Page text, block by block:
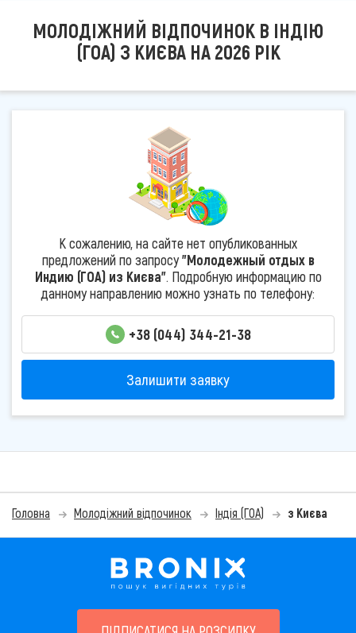
МОЛОДІЖНИЙ ВІДПОЧИНОК В ІНДІЮ
(ГОА) З КИЄВА НА 2026 РІК
К сожалению, на сайте нет опубликованных
предложений по запросу"Молодежный отдых в
Индию (ГОА) из Києва". Подробную информацию по
данному направлению можно узнать по телефону:
+38 (044) 344-21-38
Залишити заявку
Головна Молодіжний відпочинок Індія (ГОА) з Києва